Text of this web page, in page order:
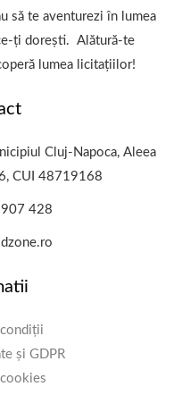
să te aventurezi în lumea
ți dorești. Alătură-te
lumea licitațiilor!
Cluj-Napoca, Aleea
6, CUI 48719168
428
condiții
și GDPR